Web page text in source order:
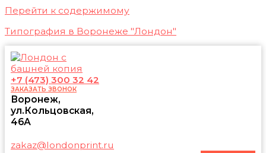
Перейти к содержимому
Типография в Воронеже "Лондон"
+7 (473) 300 32 42
ЗАКАЗАТЬ ЗВОНОК
Воронеж,
ул.Кольцовская,
46А
zakaz@londonprint.ru